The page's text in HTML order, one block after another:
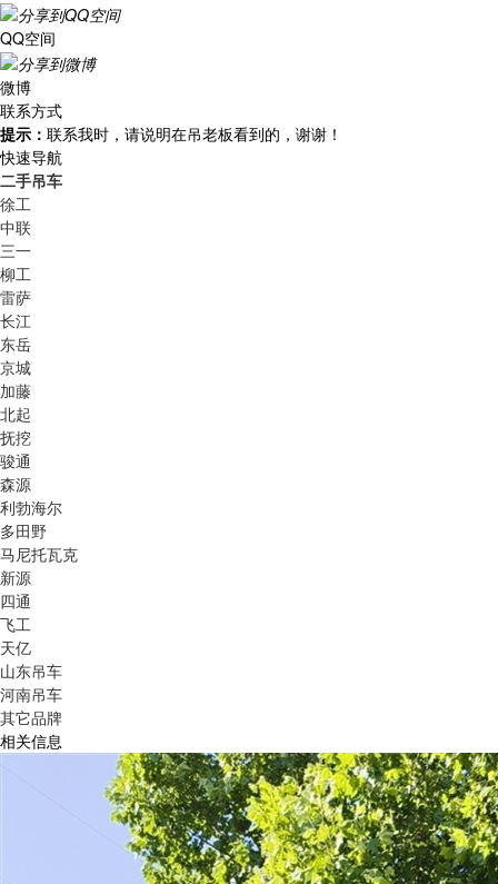
QQ空间
微博
联系方式
提示： 联系我时，请说明在吊老板看到的，谢谢！
快速导航
二手吊车
徐工
中联
三一
柳工
雷萨
长江
东岳
京城
加藤
北起
抚挖
骏通
森源
利勃海尔
多田野
马尼托瓦克
新源
四通
飞工
天亿
山东吊车
河南吊车
其它品牌
相关信息